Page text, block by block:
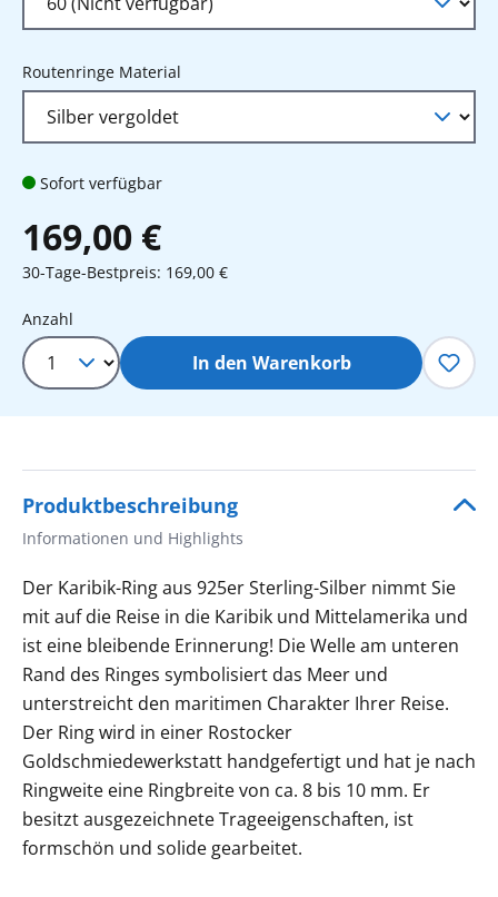
Routenringe Material
Sofort verfügbar
169,00 €
30-Tage-Bestpreis: 169,00 €
Produkt Anzahl: Gib den
Anzahl
In den Warenkorb
Produktbeschreibung
Informationen und Highlights
Der Karibik-Ring aus 925er Sterling-Silber nimmt Sie
mit auf die Reise in die Karibik und Mittelamerika und
ist eine bleibende Erinnerung! Die Welle am unteren
Rand des Ringes symbolisiert das Meer und
unterstreicht den maritimen Charakter Ihrer Reise.
Der Ring wird in einer Rostocker
Goldschmiedewerkstatt handgefertigt und hat je nach
Ringweite eine Ringbreite von ca. 8 bis 10 mm. Er
besitzt ausgezeichnete Trageeigenschaften, ist
formschön und solide gearbeitet.